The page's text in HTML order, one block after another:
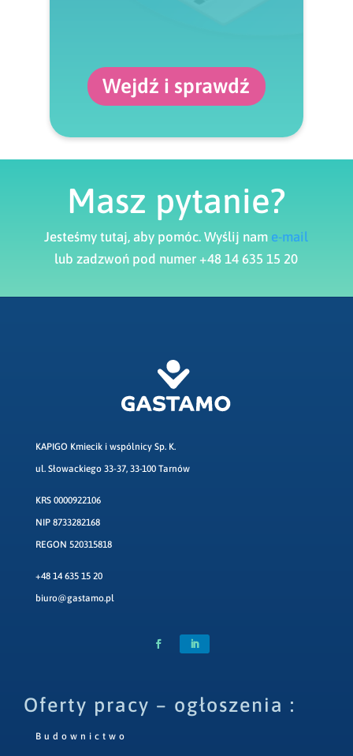
Wejdź i sprawdź
Masz pytanie?
Jesteśmy tutaj, aby pomóc. Wyślij nam e-mail
lub zadzwoń pod numer +48 14 635 15 20
KAPIGO Kmiecik i wspólnicy Sp. K.
ul. Słowackiego 33-37, 33-100 Tarnów
KRS 0000922106
NIP 8733282168
REGON 520315818
+48 14 635 15 20
biuro@gastamo.pl
Oferty pracy – ogłoszenia :
Budownictwo